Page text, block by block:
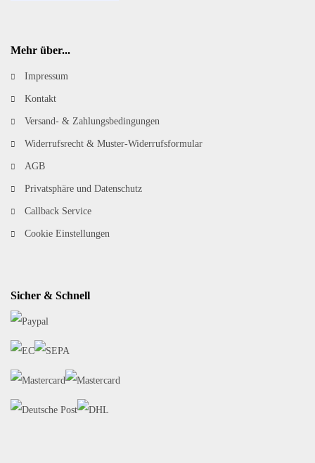
Mehr über...
Impressum
Kontakt
Versand- & Zahlungsbedingungen
Widerrufsrecht & Muster-Widerrufsformular
AGB
Privatsphäre und Datenschutz
Callback Service
Cookie Einstellungen
Sicher & Schnell